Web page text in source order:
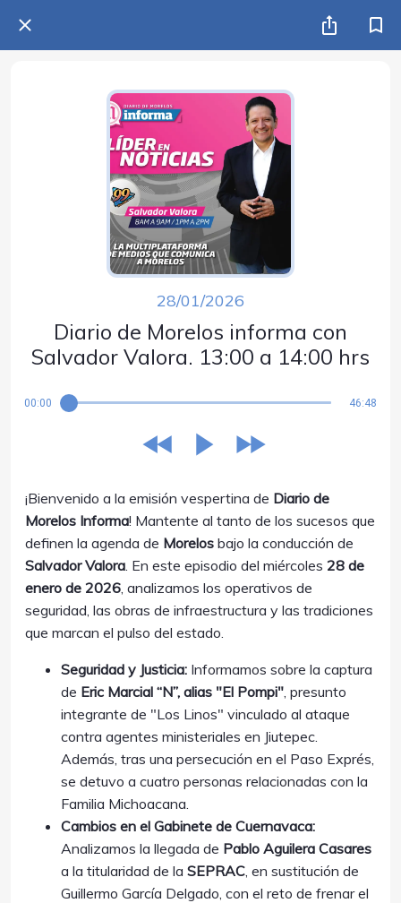
28/01/2026
Diario de Morelos informa con
Salvador Valora. 13:00 a 14:00 hrs
00:00 46:48
¡Bienvenido a la emisión vespertina de Diario de
Morelos Informa! Mantente al tanto de los sucesos que
definen la agenda de Morelos bajo la conducción de
Salvador Valora. En este episodio del miércoles 28 de
enero de 2026, analizamos los operativos de
seguridad, las obras de infraestructura y las tradiciones
que marcan el pulso del estado.
Seguridad y Justicia: Informamos sobre la captura
de Eric Marcial “N”, alias "El Pompi", presunto
integrante de "Los Linos" vinculado al ataque
contra agentes ministeriales en Jiutepec.
Además, tras una persecución en el Paso Exprés,
se detuvo a cuatro personas relacionadas con la
Familia Michoacana.
Cambios en el Gabinete de Cuernavaca:
Analizamos la llegada de Pablo Aguilera Casares
a la titularidad de la SEPRAC, en sustitución de
Guillermo García Delgado, con el reto de frenar el